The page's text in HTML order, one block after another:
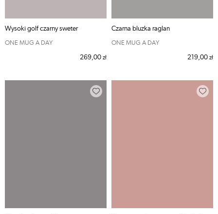
Wysoki golf czarny sweter
ONE MUG A DAY
269,00 zł
Czarna bluzka raglan
ONE MUG A DAY
219,00 zł